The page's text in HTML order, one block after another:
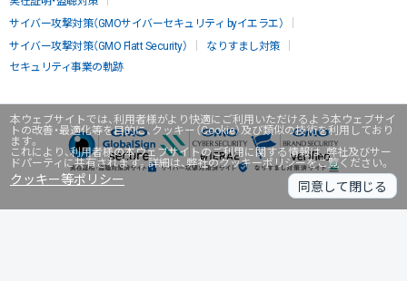
本ウェブサイトでは、利用者様がより快適にご利用いただけるよう本ウェブサイ
トの改善・最適化等を目的に、クッキー（Cookie）及び類似の技術を利用しており
ます。
これにより、利用者様の本ウェブサイトのご利用に関する情報は、弊社及びサー
ドパーティに共有されます。詳細は、弊社のクッキーポリシーをご覧ください。
クッキー等ポリシー 同意して閉じる
サイバー攻撃対策（GMOサイバーセキュリティ byイエラエ）
サイバー攻撃対策（GMO Flatt Security）
なりすまし対策
セキュリティ事業の軌跡